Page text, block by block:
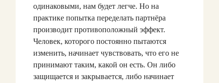
одинаковыми, нам будет легче. Но на
практике попытка переделать партнёра
производит противоположный эффект.
Человек, которого постоянно пытаются
изменить, начинает чувствовать, что его не
принимают таким, какой он есть. Он либо
защищается и закрывается, либо начинает